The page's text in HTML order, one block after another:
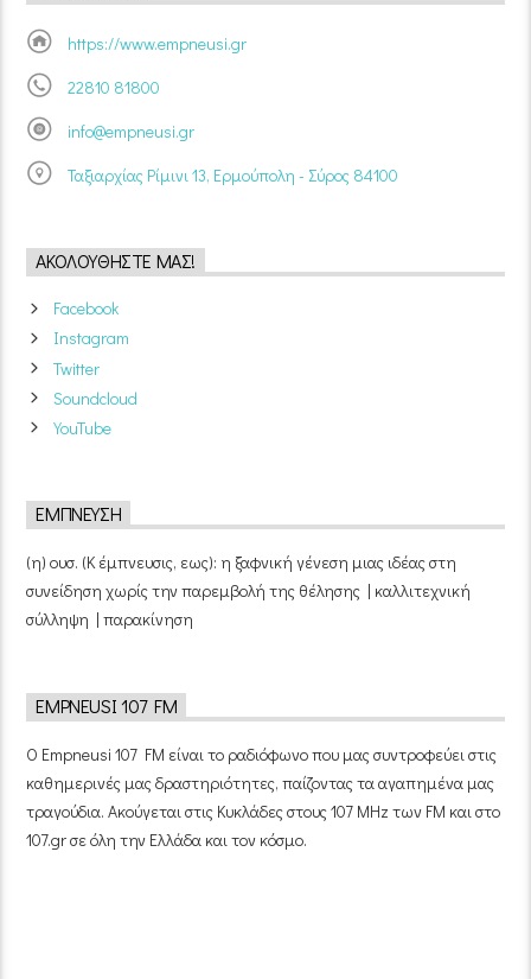
https://www.empneusi.gr
22810 81800
info@empneusi.gr
Ταξιαρχίας Ρίμινι 13, Ερμούπολη - Σύρος 84100
ΑΚΟΛΟΥΘΉΣΤΕ ΜΑΣ!
Facebook
Instagram
Twitter
Soundcloud
YouTube
ΈΜΠΝΕΥΣΗ
(η) ουσ. (Κ έμπνευσις, εως): η ξαφνική γένεση μιας ιδέας στη
συνείδηση χωρίς την παρεμβολή της θέλησης | καλλιτεχνική
σύλληψη | παρακίνηση
EMPNEUSI 107 FM
Ο Empneusi 107 FM είναι το ραδιόφωνο που μας συντροφεύει στις
καθημερινές μας δραστηριότητες, παίζοντας τα αγαπημένα μας
τραγούδια. Ακούγεται στις Κυκλάδες στους 107 MHz των FM και στο
107.gr σε όλη την Ελλάδα και τον κόσμο.